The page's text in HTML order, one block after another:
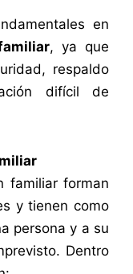
en
, ya que
respaldo
difícil de
familiar forman
y tienen como
persona y a su
Dentro